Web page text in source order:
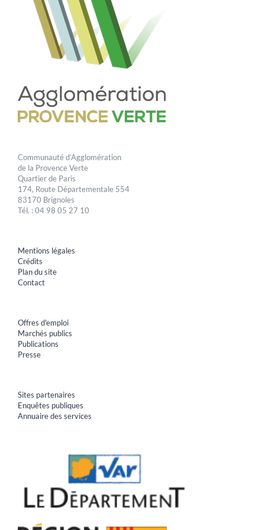
Communauté d’Agglomération
de la Provence Verte
Quartier de Paris
174, Route Départementale 554
83170 Brignoles
Tél. : 04 98 05 27 10
Mentions légales
Crédits
Plan du site
Contact
Offres d'emploi
Marchés publics
Publications
Presse
Sites partenaires
Enquêtes publiques
Annuaire des services